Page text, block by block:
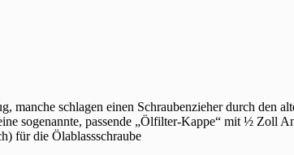
manche schlagen einen Schraubenzieher durch den
sogenannte, passende „Ölfilter-Kappe“ mit ½ Zoll
für die Ölablassschraube